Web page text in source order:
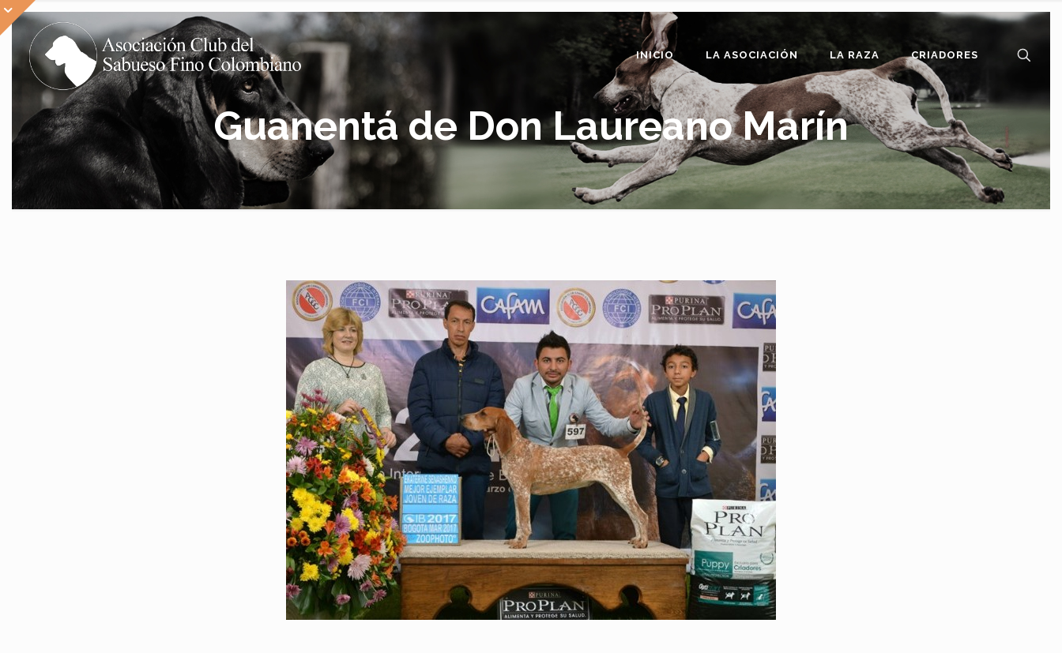
INICIO LA ASOCIACIÓN LA RAZA CRIADORES
Guanentá de Don Laureano Marín